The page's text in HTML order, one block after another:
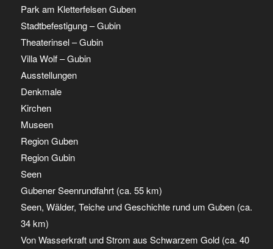
Park am Kletterfelsen Guben
Stadtbefestigung – Gubin
Theaterinsel – Gubin
Villa Wolf – Gubin
Ausstellungen
Denkmale
Kirchen
Museen
Region Guben
Region Gubin
Seen
Gubener Seenrundfahrt (ca. 55 km)
Seen, Wälder, Teiche und Geschichte rund um Guben (ca.
34 km)
Von Wasserkraft und Strom aus Schwarzem Gold (ca. 40